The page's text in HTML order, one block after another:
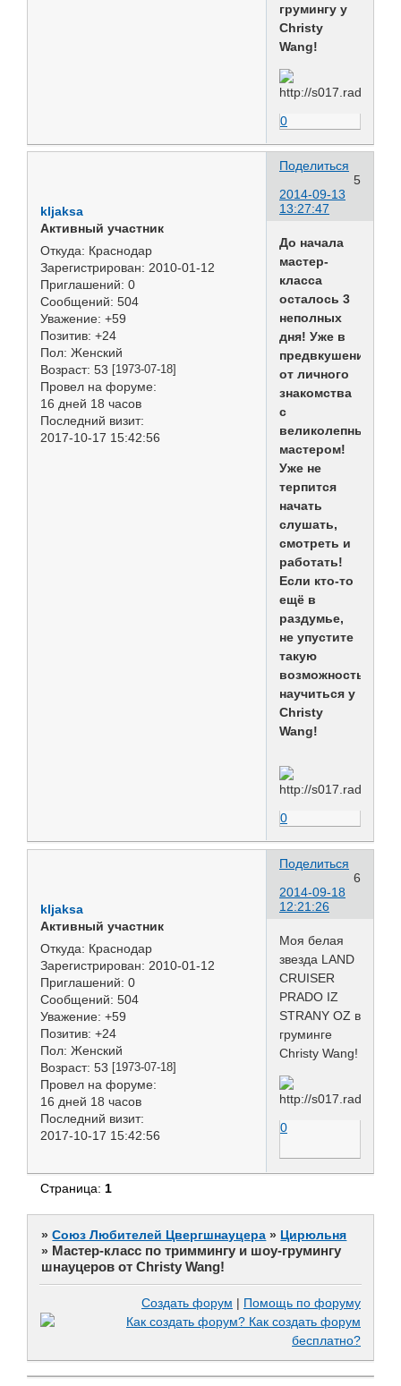
грумингу у
Christy
Wang!
0
Поделиться
5
2014-09-13
13:27:47
kljaksa
Активный участник
Откуда: Краснодар
Зарегистрирован: 2010-01-12
Приглашений: 0
Сообщений: 504
Уважение: +59
Позитив: +24
Пол: Женский
Возраст: 53 [1973-07-18]
Провел на форуме:
16 дней 18 часов
Последний визит:
2017-10-17 15:42:56
До начала
мастер-
класса
осталось 3
неполных
дня! Уже в
предвкушении
от личного
знакомства
с
великолепным
мастером!
Уже не
терпится
начать
слушать,
смотреть и
работать!
Если кто-то
ещё в
раздумье,
не упустите
такую
возможность
научиться у
Christy
Wang!
0
Поделиться
6
2014-09-18
12:21:26
kljaksa
Активный участник
Откуда: Краснодар
Зарегистрирован: 2010-01-12
Приглашений: 0
Сообщений: 504
Уважение: +59
Позитив: +24
Пол: Женский
Возраст: 53 [1973-07-18]
Провел на форуме:
16 дней 18 часов
Последний визит:
2017-10-17 15:42:56
Моя белая
звезда LAND
CRUISER
PRADO IZ
STRANY OZ в
груминге
Christy Wang!
0
Страница: 1
»Союз Любителей Цвергшнауцера » Цирюльня
» Мастер-класс по триммингу и шоу-грумингу
шнауцеров от Christy Wang!
Создать форум | Помощь по форуму